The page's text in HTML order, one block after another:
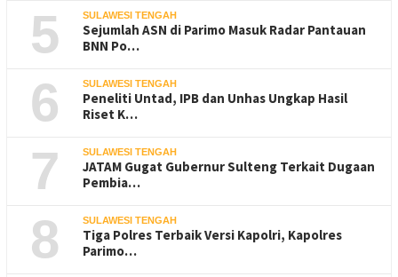
5 SULAWESI TENGAH
Sejumlah ASN di Parimo Masuk Radar Pantauan
BNN Po…
6 SULAWESI TENGAH
Peneliti Untad, IPB dan Unhas Ungkap Hasil
Riset K…
7 SULAWESI TENGAH
JATAM Gugat Gubernur Sulteng Terkait Dugaan
Pembia…
8 SULAWESI TENGAH
Tiga Polres Terbaik Versi Kapolri, Kapolres
Parimo…